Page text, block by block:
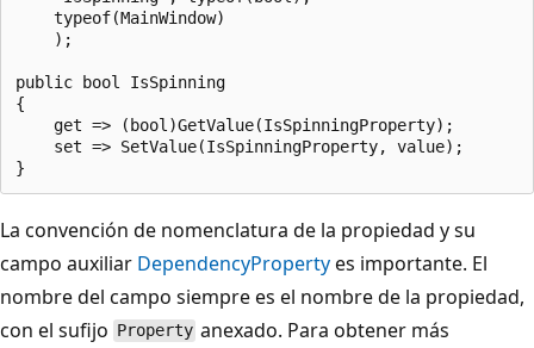
    typeof(MainWindow)
    );
public bool IsSpinning
{
    get => (bool)GetValue(IsSpinningProperty);
    set => SetValue(IsSpinningProperty, value);
La convención de nomenclatura de la propiedad y su
campo auxiliar DependencyPropertyes importante. El
nombre del campo siempre es el nombre de la propiedad,
con el sufijo Property anexado. Para obtener más